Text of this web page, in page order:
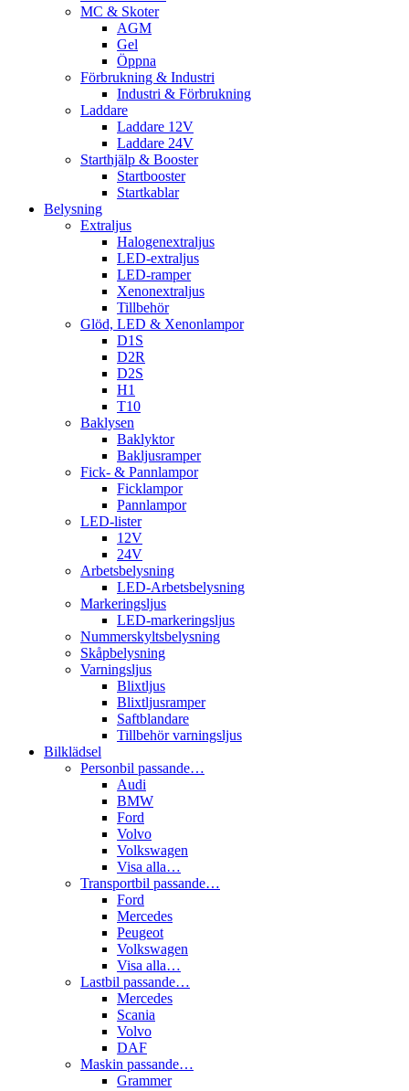
MC & Skoter
AGM
Gel
Öppna
Förbrukning & Industri
Industri & Förbrukning
Laddare
Laddare 12V
Laddare 24V
Starthjälp & Booster
Startbooster
Startkablar
Belysning
Extraljus
Halogenextraljus
LED-extraljus
LED-ramper
Xenonextraljus
Tillbehör
Glöd, LED & Xenonlampor
D1S
D2R
D2S
H1
T10
Baklysen
Baklyktor
Bakljusramper
Fick- & Pannlampor
Ficklampor
Pannlampor
LED-lister
12V
24V
Arbetsbelysning
LED-Arbetsbelysning
Markeringsljus
LED-markeringsljus
Nummerskyltsbelysning
Skåpbelysning
Varningsljus
Blixtljus
Blixtljusramper
Saftblandare
Tillbehör varningsljus
Bilklädsel
Personbil passande…
Audi
BMW
Ford
Volvo
Volkswagen
Visa alla…
Transportbil passande…
Ford
Mercedes
Peugeot
Volkswagen
Visa alla…
Lastbil passande…
Mercedes
Scania
Volvo
DAF
Maskin passande…
Grammer